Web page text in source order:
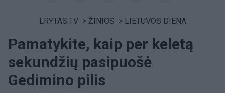
LRYTAS.TV > ŽINIOS > LIETUVOS DIENA
Pamatykite, kaip per keletą
sekundžių pasipuošė
Gedimino pilis